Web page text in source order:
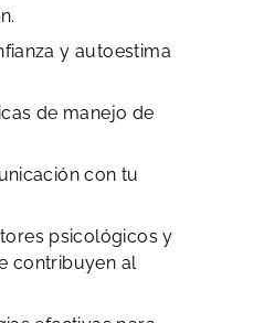
y autoestima
de manejo de
con tu
psicológicos y
contribuyen al